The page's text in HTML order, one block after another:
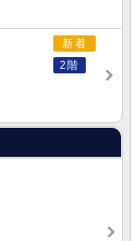
新着
2階